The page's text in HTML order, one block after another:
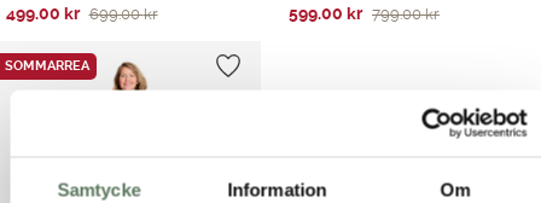
Samtycke Information Om
699.00kr
Det
priset
499.00 kr
Det
priset
799.00kr
Det
599.00 kr
Det
SOMMARREA